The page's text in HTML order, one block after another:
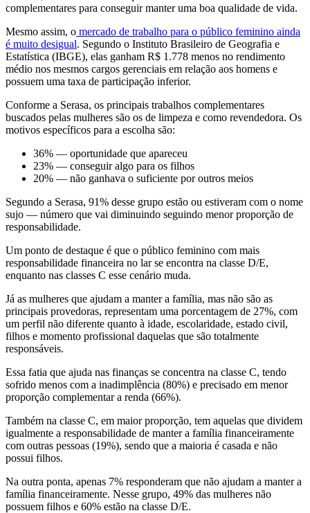
complementares para conseguir manter uma boa qualidade de vida.
Mesmo assim, o mercado de trabalho para o público feminino ainda
é muito desigual. Segundo o Instituto Brasileiro de Geografia e
Estatística (IBGE), elas ganham R$ 1.778 menos no rendimento
médio nos mesmos cargos gerenciais em relação aos homens e
possuem uma taxa de participação inferior.
Conforme a Serasa, os principais trabalhos complementares
buscados pelas mulheres são os de limpeza e como revendedora. Os
motivos específicos para a escolha são:
36% — oportunidade que apareceu
23% — conseguir algo para os filhos
20% — não ganhava o suficiente por outros meios
Segundo a Serasa, 91% desse grupo estão ou estiveram com o nome
sujo — número que vai diminuindo seguindo menor proporção de
responsabilidade.
Um ponto de destaque é que o público feminino com mais
responsabilidade financeira no lar se encontra na classe D/E,
enquanto nas classes C esse cenário muda.
Já as mulheres que ajudam a manter a família, mas não são as
principais provedoras, representam uma porcentagem de 27%, com
um perfil não diferente quanto à idade, escolaridade, estado civil,
filhos e momento profissional daquelas que são totalmente
responsáveis.
Essa fatia que ajuda nas finanças se concentra na classe C, tendo
sofrido menos com a inadimplência (80%) e precisado em menor
proporção complementar a renda (66%).
Também na classe C, em maior proporção, tem aquelas que dividem
igualmente a responsabilidade de manter a família financeiramente
com outras pessoas (19%), sendo que a maioria é casada e não
possui filhos.
Na outra ponta, apenas 7% responderam que não ajudam a manter a
família financeiramente. Nesse grupo, 49% das mulheres não
possuem filhos e 60% estão na classe D/E.